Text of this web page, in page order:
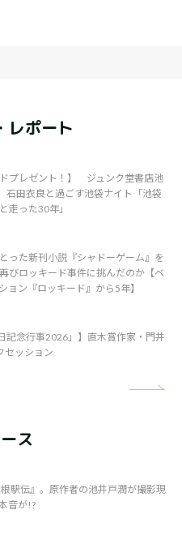
レポート
ドプレゼント！】 ジュンク堂書店池
田衣良と過ごす池袋ナイト「池袋
走った30年」
った新刊小説『シャドーゲーム』を
びロッキード事件に挑んだのか【ベ
ョン『ロッキード』から5年】
記念行事2026」】直木賞作家・門井
セッション
ス
駅伝』。原作者の池井戸潤が撮影現
音が!?